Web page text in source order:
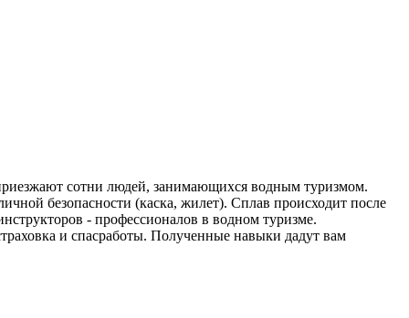
сотни людей, занимающихся водным туризмом.
безопасности (каска, жилет). Сплав происходит после
- профессионалов в водном туризме.
и спасработы. Полученные навыки дадут вам